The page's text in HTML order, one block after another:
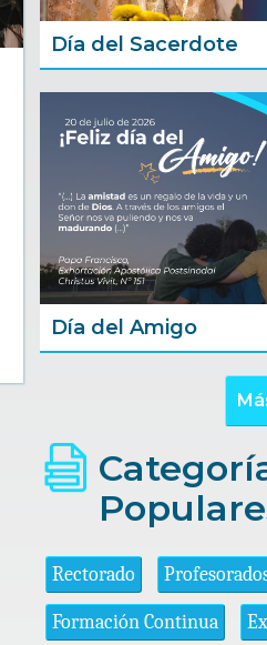
Día del Sacerdote
Día del Amigo
Rectorado
Formación Continua